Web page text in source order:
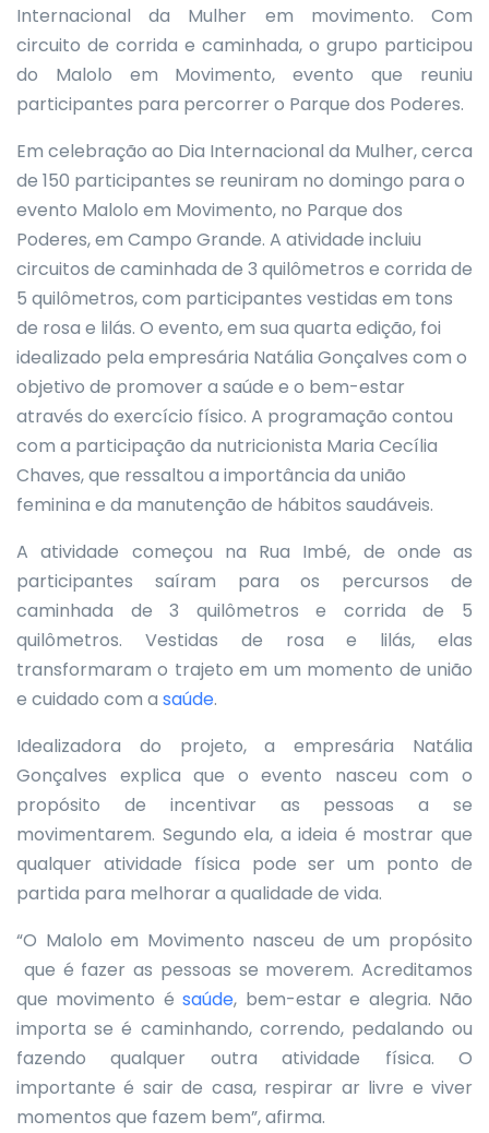
Internacional da Mulher em movimento. Com
circuito de corrida e caminhada, o grupo participou
do Malolo em Movimento, evento que reuniu
participantes para percorrer o Parque dos Poderes.
Em celebração ao Dia Internacional da Mulher, cerca
de 150 participantes se reuniram no domingo para o
evento Malolo em Movimento, no Parque dos
Poderes, em Campo Grande. A atividade incluiu
circuitos de caminhada de 3 quilômetros e corrida de
5 quilômetros, com participantes vestidas em tons
de rosa e lilás. O evento, em sua quarta edição, foi
idealizado pela empresária Natália Gonçalves com o
objetivo de promover a saúde e o bem-estar
através do exercício físico. A programação contou
com a participação da nutricionista Maria Cecília
Chaves, que ressaltou a importância da união
feminina e da manutenção de hábitos saudáveis.
A atividade começou na Rua Imbé, de onde as
participantes saíram para os percursos de
caminhada de 3 quilômetros e corrida de 5
quilômetros. Vestidas de rosa e lilás, elas
transformaram o trajeto em um momento de união
e cuidado com a saúde.
Idealizadora do projeto, a empresária Natália
Gonçalves explica que o evento nasceu com o
propósito de incentivar as pessoas a se
movimentarem. Segundo ela, a ideia é mostrar que
qualquer atividade física pode ser um ponto de
partida para melhorar a qualidade de vida.
“O Malolo em Movimento nasceu de um propósito
que é fazer as pessoas se moverem. Acreditamos
que movimento ésaúde, bem-estar e alegria. Não
importa se é caminhando, correndo, pedalando ou
fazendo qualquer outra atividade física. O
importante é sair de casa, respirar ar livre e viver
momentos que fazem bem”, afirma.